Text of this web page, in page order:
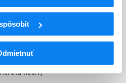
liečiv)